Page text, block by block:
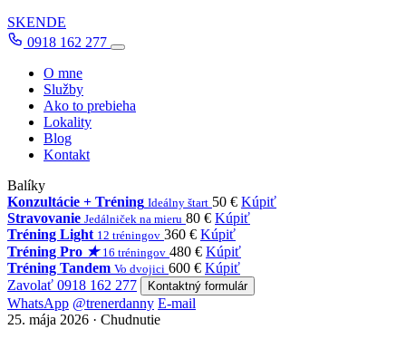
SKENDE
0918 162 277
O mne
Služby
Ako to prebieha
Lokality
Blog
Kontakt
Balíky
Konzultácie + Tréning Ideálny štart 50 € Kúpiť
Stravovanie Jedálniček na mieru 80 € Kúpiť
Tréning Light 12 tréningov 360 € Kúpiť
Tréning Pro ★ 16 tréningov 480 € Kúpiť
Tréning Tandem Vo dvojici 600 € Kúpiť
Zavolať 0918 162 277
Kontaktný formulár
WhatsApp @trenerdanny E-mail
25. mája 2026 · Chudnutie